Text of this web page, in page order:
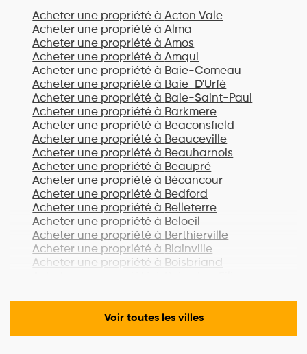
Acheter une propriété à Acton Vale
Acheter une propriété à Alma
Acheter une propriété à Amos
Acheter une propriété à Amqui
Acheter une propriété à Baie-Comeau
Acheter une propriété à Baie-D'Urfé
Acheter une propriété à Baie-Saint-Paul
Acheter une propriété à Barkmere
Acheter une propriété à Beaconsfield
Acheter une propriété à Beauceville
Acheter une propriété à Beauharnois
Acheter une propriété à Beaupré
Acheter une propriété à Bécancour
Acheter une propriété à Bedford
Acheter une propriété à Belleterre
Acheter une propriété à Beloeil
Acheter une propriété à Berthierville
Acheter une propriété à Blainville
Acheter une propriété à Boisbriand
Acheter une propriété à Boucherville
Acheter une propriété à Lac-Brome
Voir toutes les villes